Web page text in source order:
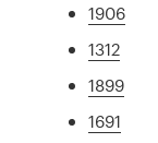
1906
1312
1899
1691